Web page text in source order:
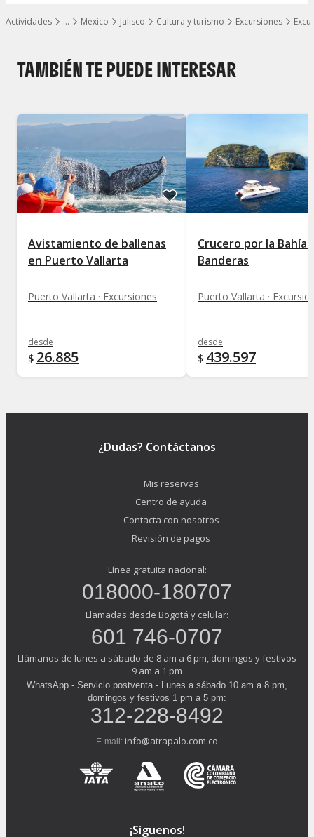
…
Mostrar todos los niveles
Actividades México Jalisco Cultura y turismo Excursiones
TAMBIÉN TE PUEDE INTERESAR
Avistamiento de ballenas
en Puerto Vallarta
Puerto Vallarta · Excursiones
desde
$ 26.885
Crucero por la Bahía
Banderas
Puerto Vallarta ·
desde
$ 439.597
¿Dudas? Contáctanos
Mis reservas
Centro de ayuda
Contacta con nosotros
Revisión de pagos
Línea gratuita nacional:
018000-180707
Llamadas desde Bogotá y celular:
601 746-0707
Llámanos de lunes a sábado de 8 am a 6 pm, domingos y festivos
9 am a 1 pm
WhatsApp - Servicio postventa - Lunes a sábado 10 am a 8 pm,
domingos y festivos 1 pm a 5 pm:
312-228-8492
E-mail: info@atrapalo.com.co
¡Síguenos!